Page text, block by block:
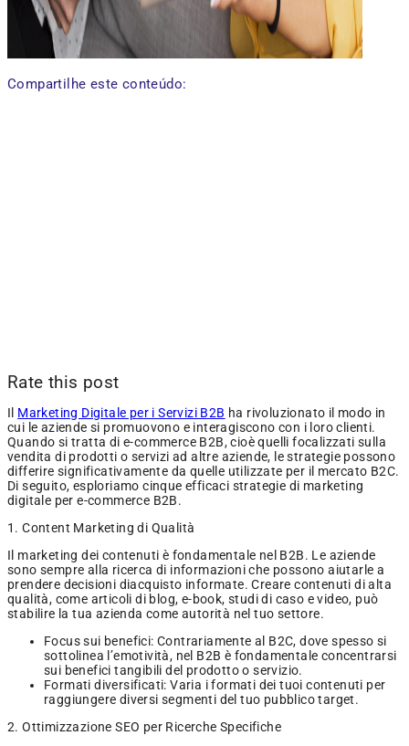
Compartilhe este conteúdo:
Rate this post
Il Marketing Digitale per i Servizi B2B ha rivoluzionato il modo in
cui le aziende si promuovono e interagiscono con i loro clienti.
Quando si tratta di e-commerce B2B, cioè quelli focalizzati sulla
vendita di prodotti o servizi ad altre aziende, le strategie possono
differire significativamente da quelle utilizzate per il mercato B2C.
Di seguito, esploriamo cinque efficaci strategie di marketing
digitale per e-commerce B2B.
1. Content Marketing di Qualità
Il marketing dei contenuti è fondamentale nel B2B. Le aziende
sono sempre alla ricerca di informazioni che possono aiutarle a
prendere decisioni diacquisto informate. Creare contenuti di alta
qualità, come articoli di blog, e-book, studi di caso e video, può
stabilire la tua azienda come autorità nel tuo settore.
Focus sui benefici: Contrariamente al B2C, dove spesso si
sottolinea l’emotività, nel B2B è fondamentale concentrarsi
sui benefici tangibili del prodotto o servizio.
Formati diversificati: Varia i formati dei tuoi contenuti per
raggiungere diversi segmenti del tuo pubblico target.
2. Ottimizzazione SEO per Ricerche Specifiche